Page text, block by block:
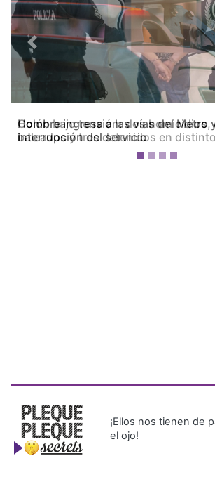
Colón bajo tensión: dos homicidios,
baleados y tres detenidos en
Previous
¡Ellos nos tienen de
el ojo!